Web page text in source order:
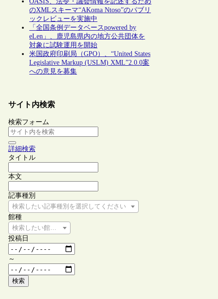
のXMLスキーマ“AKoma Ntoso”のパブリ
ックレビューを実施中
「全国条例データベースpowered by
eLen」、鹿児島県内の地方公共団体を
対象に試験運用を開始
米国政府印刷局（GPO）、“United States
Legislative Markup (USLM) XML”2.0.0案
への意見を募集
サイト内検索
検索フォーム
詳細検索
タイトル
本文
記事種別
検索したい記事種別を選択してください
館種
検索したい館種を選択してください
投稿日
～
検索